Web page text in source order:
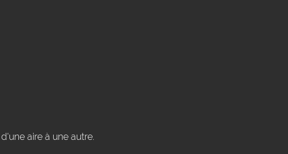
aire à une autre.